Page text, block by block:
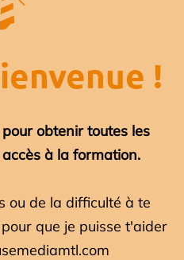
!
obtenir toutes les
à la formation.
ou de la difficulté à te
que je puisse t'aider